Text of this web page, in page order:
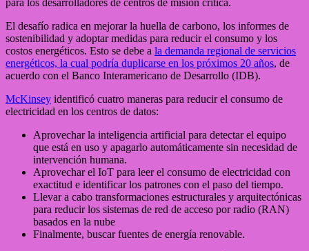
para los desarrolladores de centros de misión crítica.
El desafío radica en mejorar la huella de carbono, los informes de
sostenibilidad y adoptar medidas para reducir el consumo y los
costos energéticos. Esto se debe a la demanda regional de servicios
energéticos, la cual podría duplicarse en los próximos 20 años, de
acuerdo con el Banco Interamericano de Desarrollo (IDB).
McKinsey identificó cuatro maneras para reducir el consumo de
electricidad en los centros de datos:
Aprovechar la inteligencia artificial para detectar el equipo
que está en uso y apagarlo automáticamente sin necesidad de
intervención humana.
Aprovechar el IoT para leer el consumo de electricidad con
exactitud e identificar los patrones con el paso del tiempo.
Llevar a cabo transformaciones estructurales y arquitectónicas
para reducir los sistemas de red de acceso por radio (RAN)
basados en la nube
Finalmente, buscar fuentes de energía renovable.